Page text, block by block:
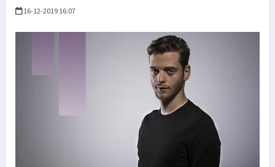
16-12-2019 16:07